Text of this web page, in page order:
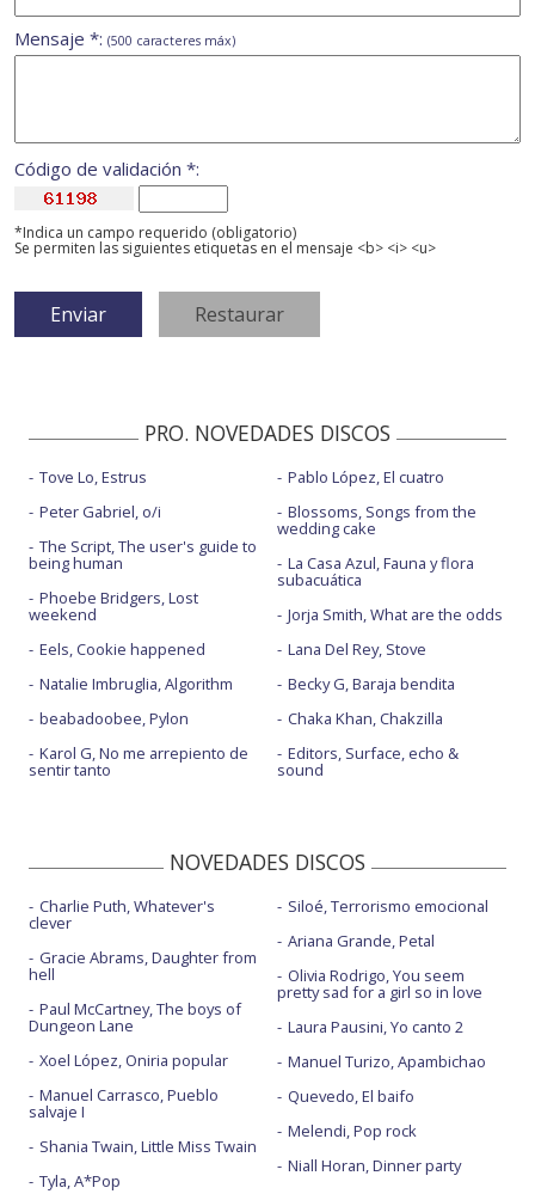
Mensaje *: (500 caracteres máx)
Código de validación *:
*Indica un campo requerido (obligatorio)
Se permiten las siguientes etiquetas en el mensaje <b> <i> <u>
PRO. NOVEDADES DISCOS
Tove Lo, Estrus
Peter Gabriel, o/i
The Script, The user's guide to
being human
Phoebe Bridgers, Lost
weekend
Eels, Cookie happened
Natalie Imbruglia, Algorithm
beabadoobee, Pylon
Karol G, No me arrepiento de
sentir tanto
Pablo López, El cuatro
Blossoms, Songs from the
wedding cake
La Casa Azul, Fauna y flora
subacuática
Jorja Smith, What are the odds
Lana Del Rey, Stove
Becky G, Baraja bendita
Chaka Khan, Chakzilla
Editors, Surface, echo &
sound
NOVEDADES DISCOS
Charlie Puth, Whatever's
clever
Gracie Abrams, Daughter from
hell
Paul McCartney, The boys of
Dungeon Lane
Xoel López, Oniria popular
Manuel Carrasco, Pueblo
salvaje I
Shania Twain, Little Miss Twain
Tyla, A*Pop
Siloé, Terrorismo emocional
Ariana Grande, Petal
Olivia Rodrigo, You seem
pretty sad for a girl so in love
Laura Pausini, Yo canto 2
Manuel Turizo, Apambichao
Quevedo, El baifo
Melendi, Pop rock
Niall Horan, Dinner party